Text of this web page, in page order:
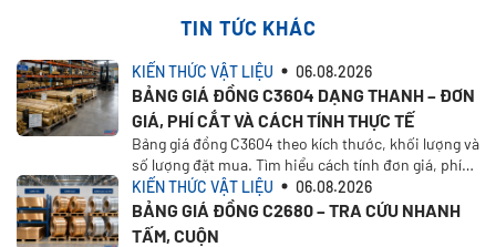
TIN TỨC KHÁC
KIẾN THỨC VẬT LIỆU 06.08.2026
BẢNG GIÁ ĐỒNG C3604 DẠNG THANH – ĐƠN
GIÁ, PHÍ CẮT VÀ CÁCH TÍNH THỰC TẾ
Bảng giá đồng C3604 theo kích thước, khối lượng và
số lượng đặt mua. Tìm hiểu cách tính đơn giá, phí
cắt, VAT, vận chuyển và nhận báo giá tại Oristar
KIẾN THỨC VẬT LIỆU 06.08.2026
BẢNG GIÁ ĐỒNG C2680 – TRA CỨU NHANH
TẤM, CUỘN